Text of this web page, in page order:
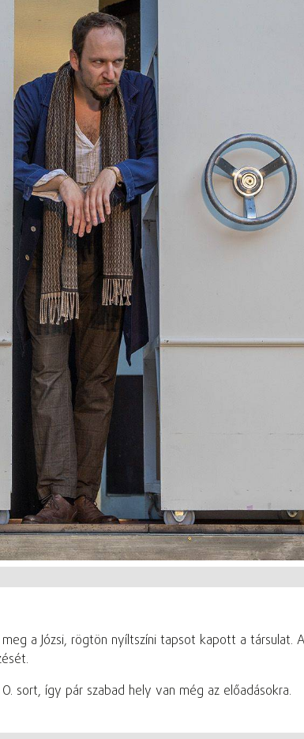
a Józsi, rögtön nyíltszíni tapsot kapott a társulat.
sort, így pár szabad hely van még az előadásokra.